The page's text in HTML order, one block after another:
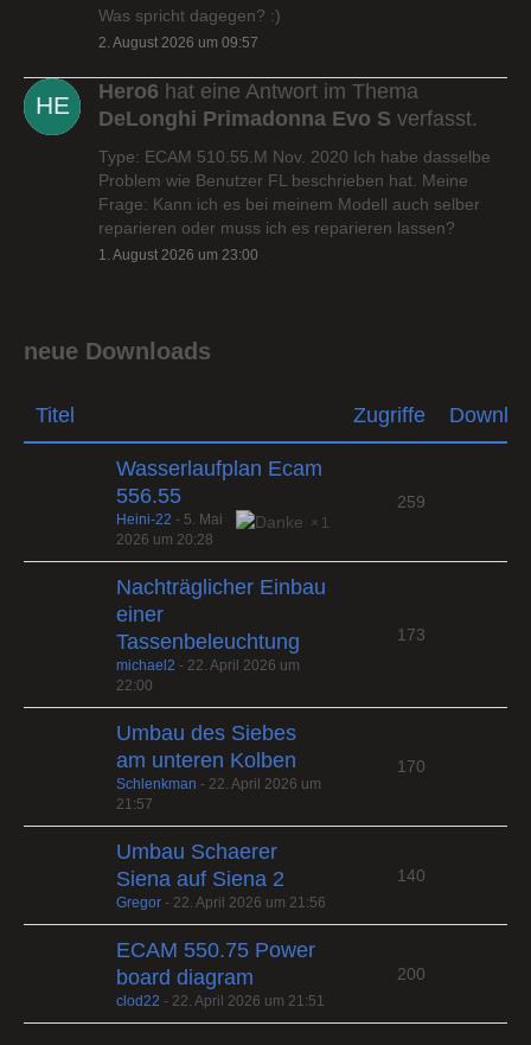
Was spricht dagegen? :)
2. August 2026 um 09:57
Hero6 hat eine Antwort im Thema
DeLonghi Primadonna Evo S verfasst.
Type: ECAM 510.55.M Nov. 2020 Ich habe dasselbe
Problem wie Benutzer FL beschrieben hat. Meine
Frage: Kann ich es bei meinem Modell auch selber
reparieren oder muss ich es reparieren lassen?
1. August 2026 um 23:00
neue Downloads
Titel Zugriffe
Wasserlaufplan Ecam
556.55
1
Heini-22 - 5. Mai
2026 um 20:28
259
Nachträglicher Einbau
einer
Tassenbeleuchtung
michael2 - 22. April 2026 um
22:00
173
Umbau des Siebes
am unteren Kolben
Schlenkman - 22. April 2026 um
21:57
170
Umbau Schaerer
Siena auf Siena 2
Gregor - 22. April 2026 um 21:56
140
ECAM 550.75 Power
board diagram
clod22 - 22. April 2026 um 21:51
200